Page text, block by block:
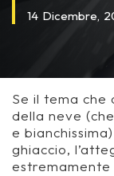
14 Dicembre,
Se il tema
della neve
e
ghiaccio,
estremamente